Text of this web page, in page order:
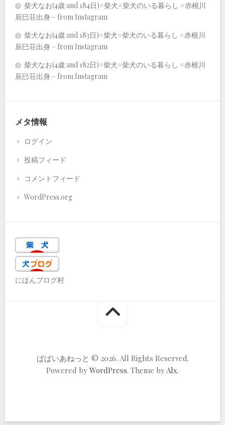
柴犬なお(4歳 and 184日)#柴犬#柴犬のいる暮らし #赤根川
辰巳荘出身 – from Instagram
柴犬なお(4歳 and 183日)#柴犬#柴犬のいる暮らし #赤根川
辰巳荘出身 – from Instagram
柴犬なお(4歳 and 182日)#柴犬#柴犬のいる暮らし #赤根川
辰巳荘出身 – from Instagram
メタ情報
ログイン
投稿フィード
コメントフィード
WordPress.org
にほんブログ村
ぱぱいあねっと © 2026. All Rights Reserved.
Powered by WordPress. Theme byAlx.